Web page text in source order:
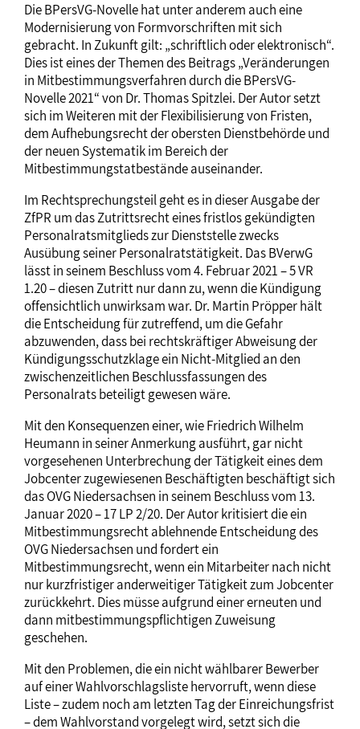
Die BPersVG-Novelle hat unter anderem auch eine
Modernisierung von Formvorschriften mit sich
gebracht. In Zukunft gilt: „schriftlich oder elektronisch“.
Dies ist eines der Themen des Beitrags „Veränderungen
in Mitbestimmungsverfahren durch die BPersVG-
Novelle 2021“ von Dr. Thomas Spitzlei. Der Autor setzt
sich im Weiteren mit der Flexibilisierung von Fristen,
dem Aufhebungsrecht der obersten Dienstbehörde und
der neuen Systematik im Bereich der
Mitbestimmungstatbestände auseinander.
Im Rechtsprechungsteil geht es in dieser Ausgabe der
ZfPR um das Zutrittsrecht eines fristlos gekündigten
Personalratsmitglieds zur Dienststelle zwecks
Ausübung seiner Personalratstätigkeit. Das BVerwG
lässt in seinem Beschluss vom 4. Februar 2021 – 5 VR
1.20 – diesen Zutritt nur dann zu, wenn die Kündigung
offensichtlich unwirksam war. Dr. Martin Pröpper hält
die Entscheidung für zutreffend, um die Gefahr
abzuwenden, dass bei rechtskräftiger Abweisung der
Kündigungsschutzklage ein Nicht-Mitglied an den
zwischenzeitlichen Beschlussfassungen des
Personalrats beteiligt gewesen wäre.
Mit den Konsequenzen einer, wie Friedrich Wilhelm
Heumann in seiner Anmerkung ausführt, gar nicht
vorgesehenen Unterbrechung der Tätigkeit eines dem
Jobcenter zugewiesenen Beschäftigten beschäftigt sich
das OVG Niedersachsen in seinem Beschluss vom 13.
Januar 2020 – 17 LP 2/20. Der Autor kritisiert die ein
Mitbestimmungsrecht ablehnende Entscheidung des
OVG Niedersachsen und fordert ein
Mitbestimmungsrecht, wenn ein Mitarbeiter nach nicht
nur kurzfristiger anderweitiger Tätigkeit zum Jobcenter
zurückkehrt. Dies müsse aufgrund einer erneuten und
dann mitbestimmungspflichtigen Zuweisung
geschehen.
Mit den Problemen, die ein nicht wählbarer Bewerber
auf einer Wahlvorschlagsliste hervorruft, wenn diese
Liste – zudem noch am letzten Tag der Einreichungsfrist
– dem Wahlvorstand vorgelegt wird, setzt sich die